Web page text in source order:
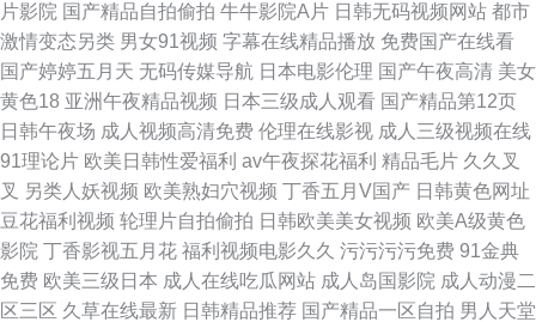
片影院 国产精品自拍偷拍 牛牛影院A片 日韩无码视频网站 都市
激情变态另类 男女91视频 字幕在线精品播放 免费国产在线看
国产婷婷五月天 无码传媒导航 日本电影伦理 国产午夜高清 美女
黄色18 亚洲午夜精品视频 日本三级成人观看 国产精品第12页
日韩午夜场 成人视频高清免费 伦理在线影视 成人三级视频在线
91理论片 欧美日韩性爱福利 av午夜探花福利 精品毛片 久久叉
叉 另类人妖视频 欧美熟妇穴视频 丁香五月V国产 日韩黄色网址
豆花福利视频 轮理片自拍偷拍 日韩欧美美女视频 欧美A级黄色
影院 丁香影视五月花 福利视频电影久久 污污污污免费 91金典
免费 欧美三级日本 成人在线吃瓜网站 成人岛国影院 成人动漫二
区三区 久草在线最新 日韩精品推荐 国产精品一区自拍 男人天堂